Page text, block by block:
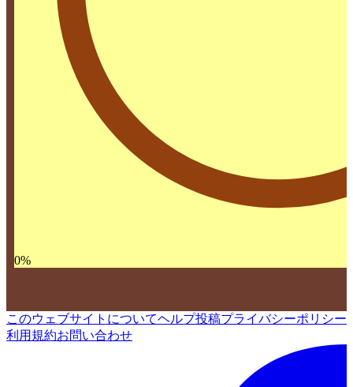
0%
このウェブサイトについてヘルプ投稿プライバシーポリシー
利用規約お問い合わせ